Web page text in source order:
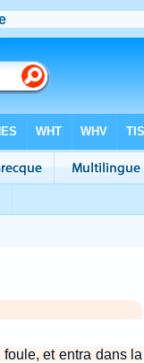
et entra dans la